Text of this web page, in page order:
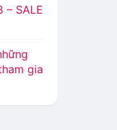
– SALE
gia